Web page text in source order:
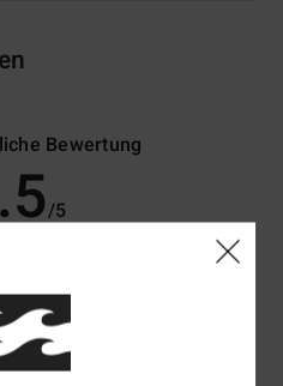
Bewertung
/5
empfehlen dieses Produkt
Preis-Leistungs-Verhältnis